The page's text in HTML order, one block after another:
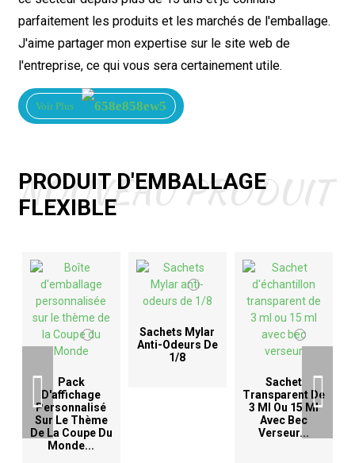
parfaitement les produits et les marchés de l'emballage.
J'aime partager mon expertise sur le site web de
l'entreprise, ce qui vous sera certainement utile.
Voir Plus
PRODUIT D'EMBALLAGE
FLEXIBLE
NOUVEAU PRODUIT
Pack
D'affichage
Personnalisé
Sur Le Thème
De La Coupe Du
Monde...
Sachets Mylar
Anti-Odeurs De
1/8
Sachet
Transparent De
3 Ml Ou 15 Ml
Avec Bec
Verseur...